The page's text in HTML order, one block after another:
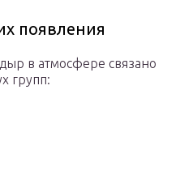
появления
в атмосфере связано
групп: